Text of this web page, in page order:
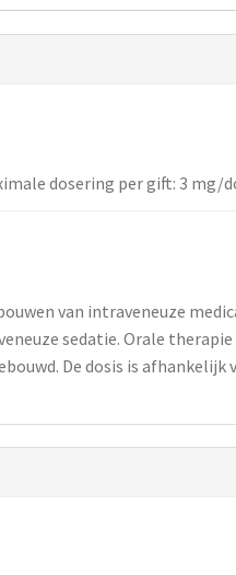
dosering per gift: 3 mg/
van intraveneuze
sedatie. Orale
De dosis is afhankelijk